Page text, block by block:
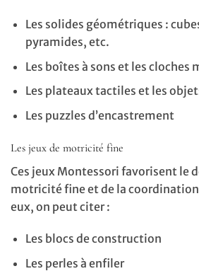
Les solides géométriques :
pyramides, etc.
Les boîtes à sons et les cloches
Les plateaux tactiles et les
Les puzzles d’encastrement
Les jeux de motricité fine
Ces jeux Montessori favorisent le
motricité fine et de la
eux, on peut citer :
Les blocs de construction
Les perles à enfiler